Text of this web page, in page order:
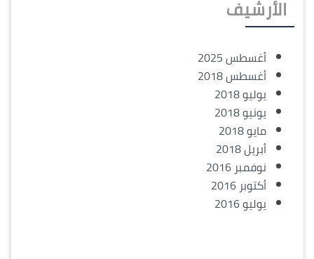
الأرشيف
أغسطس 2025
أغسطس 2018
يوليو 2018
يونيو 2018
مايو 2018
أبريل 2018
نوفمبر 2016
أكتوبر 2016
يوليو 2016